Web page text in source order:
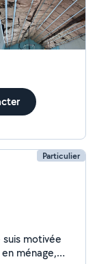
Particulier
suis motivée
ménage,